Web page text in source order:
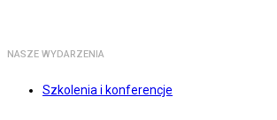
NASZE WYDARZENIA
Szkolenia i konferencje